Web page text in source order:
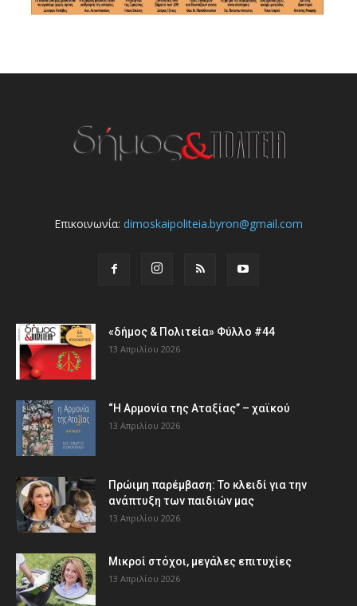
Επικοινωνία: dimoskaipoliteia.byron@gmail.com
«δήμος & Πολιτεία» Φύλλο #44
13 Απριλίου 2026
“Η Αρμονία της Αταξίας” – χαϊκού
13 Απριλίου 2026
Πρώιμη παρέμβαση: Το κλειδί για την
ανάπτυξη των παιδιών µας
13 Απριλίου 2026
Μικροί στόχοι, μεγάλες επιτυχίες
13 Απριλίου 2026